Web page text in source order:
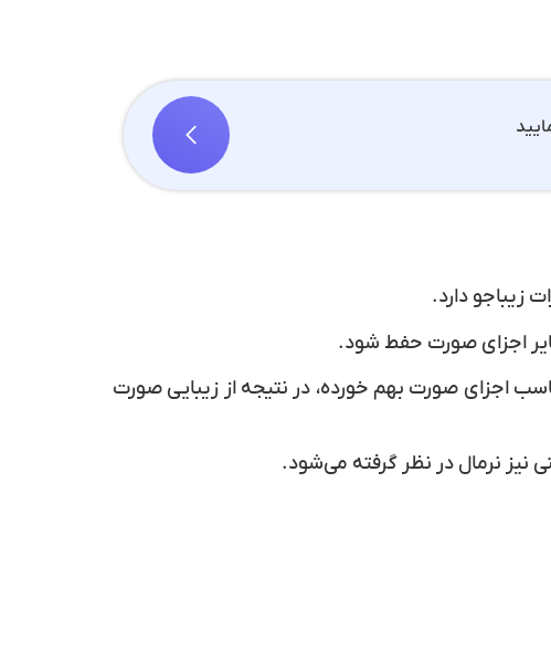
زیباجو دارد.
اجزای صورت حفط شود.
اجزای صورت بهم خورده، در نتیجه از زیبایی صورت
نیز نرمال در نظر گرفته می‌شود.